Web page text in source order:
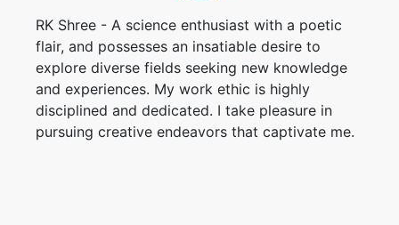
RK Shree - A science enthusiast with a poetic
flair, and possesses an insatiable desire to
explore diverse fields seeking new knowledge
and experiences. My work ethic is highly
disciplined and dedicated. I take pleasure in
pursuing creative endeavors that captivate me.